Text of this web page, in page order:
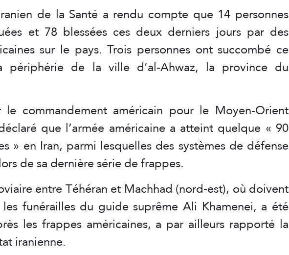
de la Santé a rendu compte que 14 personnes
et 78 blessées ces deux derniers jours par des
sur le pays. Trois personnes ont succombé ce
périphérie de la ville d’al-Ahwaz, la province du
commandement américain pour le Moyen-Orient
que l’armée américaine a atteint quelque « 90
» en Iran, parmi lesquelles des systèmes de défense
de sa dernière série de frappes.
entre Téhéran et Machhad (nord-est), où doivent
funérailles du guide suprême Ali Khamenei, a été
les frappes américaines, a par ailleurs rapporté la
iranienne.